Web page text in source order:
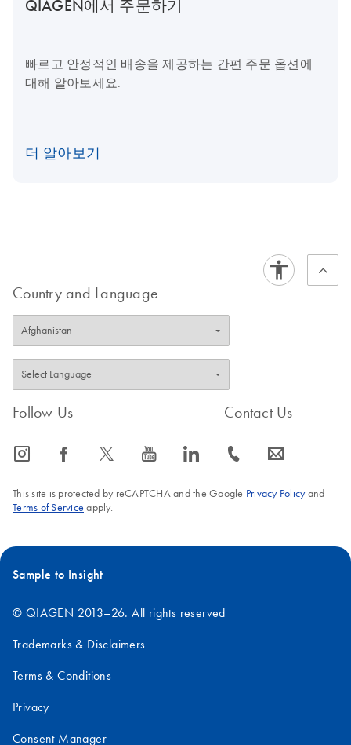
QIAGEN에서 주문하기
빠르고 안정적인 배송을 제공하는 간편 주문 옵션에
대해 알아보세요.
더 알아보기
Country and Language
Follow Us
icon_0065_instagram-s icon_0064_facebook-s icon_0340_cc_gen_x-s icon_0077_youtube-s icon_0066_linkedin-s
Contact Us
icon_0072_phone-s icon_0063_envelope-s
This site is protected by reCAPTCHA and the Google Privacy Policyand
Terms of Service apply.
Sample to Insight
© QIAGEN 2013–26. All rights reserved
Trademarks & Disclaimers
Terms & Conditions
Privacy
Consent Manager